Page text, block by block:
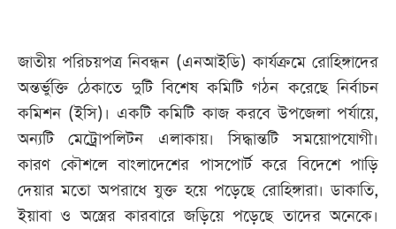
ই-
পেপার
জাতীয় পরিচয়পত্র নিবন্ধন (এনআইডি) কার্যক্রমে রোহিঙ্গাদের
অন্তর্ভুক্তি ঠেকাতে দুটি বিশেষ কমিটি গঠন করেছে নির্বাচন
কমিশন (ইসি)। একটি কমিটি কাজ করবে উপজেলা পর্যায়ে,
অন্যটি মেট্রোপলিটন এলাকায়। সিদ্ধান্তটি সময়োপযোগী।
কারণ কৌশলে বাংলাদেশের পাসপোর্ট করে বিদেশে পাড়ি
দেয়ার মতো অপরাধে যুক্ত হয়ে পড়েছে রোহিঙ্গারা। ডাকাতি,
ইয়াবা ও অস্ত্রের কারবারে জড়িয়ে পড়েছে তাদের অনেকে।